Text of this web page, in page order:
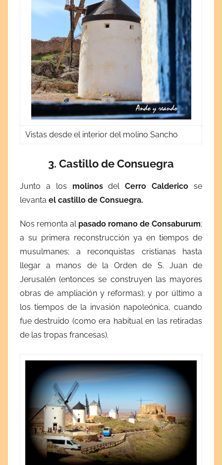
Vistas desde el interior del molino Sancho
3. Castillo de Consuegra
Junto a los molinosdel Cerro Calderico se
levanta el castillo de Consuegra.
Nos remonta al pasado romano de Consaburum;
a su primera reconstrucción ya en tiempos de
musulmanes; a reconquistas cristianas hasta
llegar a manos de la Orden de S. Juan de
Jerusalén (entonces se construyen las mayores
obras de ampliación y reformas); y por último a
los tiempos de la invasión napoleónica, cuando
fue destruido (como era habitual en las retiradas
de las tropas francesas).